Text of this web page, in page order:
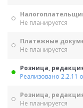
Не планируется
Платежные
Не планируется
Розница,
Реализовано 2.2.11
Розница,
Не планируется